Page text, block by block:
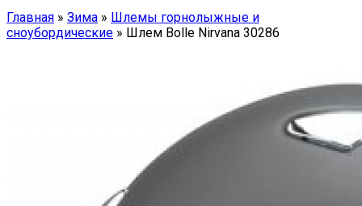
Главная » Зима » Шлемы горнолыжные и
сноубордические » Шлем Bolle Nirvana 30286